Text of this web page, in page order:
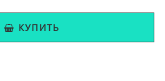
КУПИТЬ